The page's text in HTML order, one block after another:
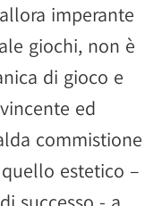
imperante
giochi, non è
di gioco e
ed
commistione
estetico –